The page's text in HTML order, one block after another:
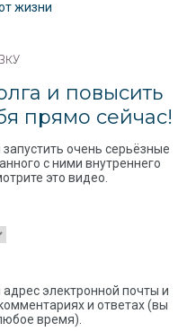
жизни
и повысить
прямо сейчас!
очень серьёзные
с ними внутреннего
это видео.
электронной почты и
и ответах (вы
время).